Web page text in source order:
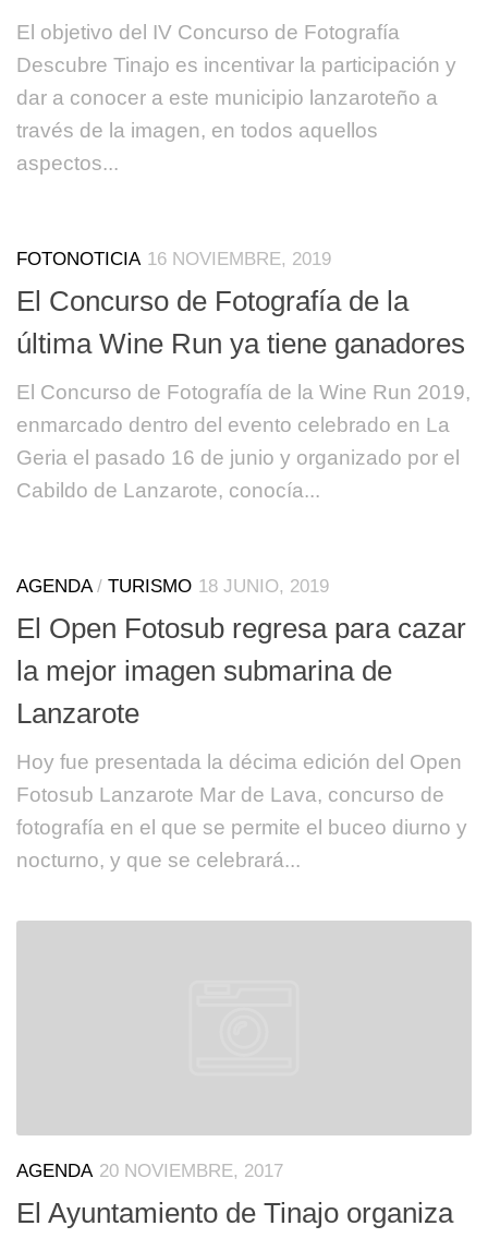
El objetivo del IV Concurso de Fotografía
Descubre Tinajo es incentivar la participación y
dar a conocer a este municipio lanzaroteño a
través de la imagen, en todos aquellos
aspectos...
FOTONOTICIA 16 NOVIEMBRE, 2019
El Concurso de Fotografía de la
última Wine Run ya tiene ganadores
El Concurso de Fotografía de la Wine Run 2019,
enmarcado dentro del evento celebrado en La
Geria el pasado 16 de junio y organizado por el
Cabildo de Lanzarote, conocía...
AGENDA/ TURISMO 18 JUNIO, 2019
El Open Fotosub regresa para cazar
la mejor imagen submarina de
Lanzarote
Hoy fue presentada la décima edición del Open
Fotosub Lanzarote Mar de Lava, concurso de
fotografía en el que se permite el buceo diurno y
nocturno, y que se celebrará...
AGENDA 20 NOVIEMBRE, 2017
El Ayuntamiento de Tinajo organiza